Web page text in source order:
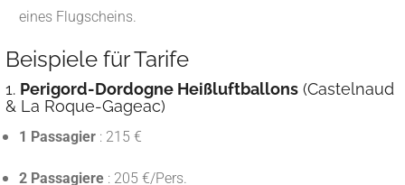
eines Flugscheins.
Beispiele für Tarife
1. Perigord-Dordogne Heißluftballons (Castelnaud
& La Roque-Gageac)
1 Passagier : 215 €
2 Passagiere : 205 €/Pers.